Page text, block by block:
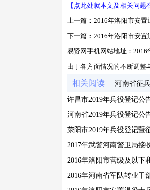
【点此处就本文及相关问
上一篇： 2016年洛阳市安置
下一篇： 2016年洛阳市安置
易贤网手机网站地址： 2016
由于各方面情况的不断调整
相关阅读 河南省征
许昌市2019年兵役登记公
河南省2019年兵役登记公
荥阳市2019年兵役登记暨
2017年武警河南警卫局接